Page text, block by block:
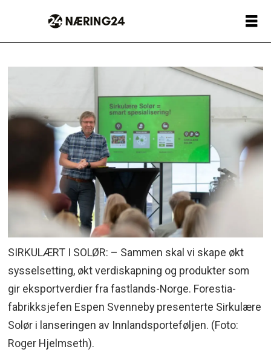
SIRKULÆRT I SOLØR: – Sammen skal vi skape økt
sysselsetting, økt verdiskapning og produkter som
gir eksportverdier fra fastlands-Norge. Forestia-
fabrikksjefen Espen Svenneby presenterte Sirkulære
Solør i lanseringen av Innlandsporteføljen. (Foto:
Roger Hjelmseth).